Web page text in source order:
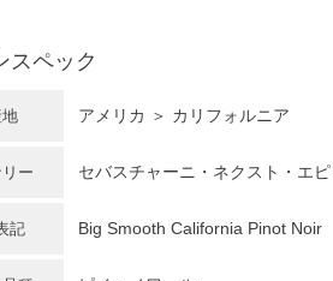
スペック
アメリカ ＞ カリフォルニア
ー セバスチャーニ・ネクスト・エピ
記 Big Smooth California Pinot Noir